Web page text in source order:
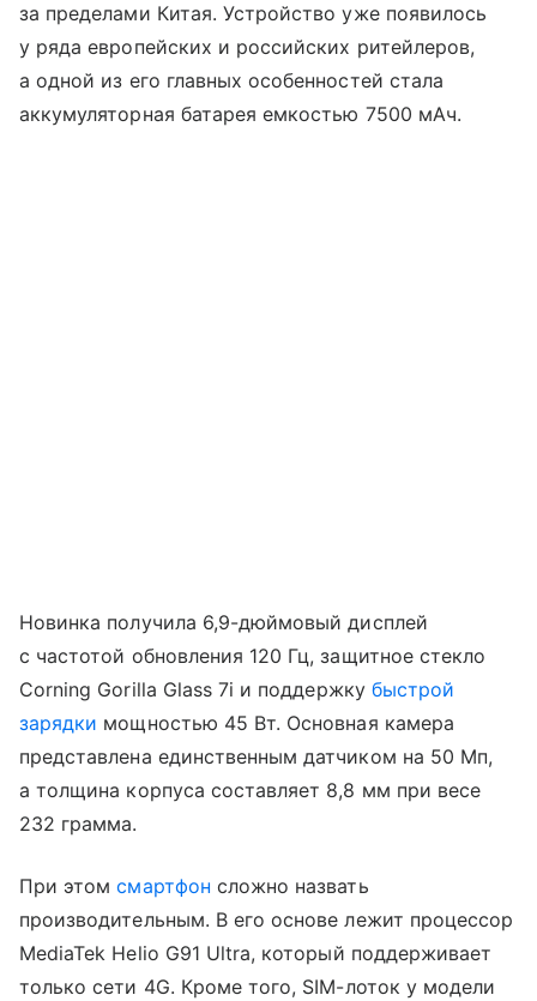
за пределами Китая. Устройство уже появилось
у ряда европейских и российских ритейлеров,
а одной из его главных особенностей стала
аккумуляторная батарея емкостью 7500 мАч.
Новинка получила 6,9-дюймовый дисплей
с частотой обновления 120 Гц, защитное стекло
Corning Gorilla Glass 7i и поддержку быстрой
зарядки мощностью 45 Вт. Основная камера
представлена единственным датчиком на 50 Мп,
а толщина корпуса составляет 8,8 мм при весе
232 грамма.
При этомсмартфон сложно назвать
производительным. В его основе лежит процессор
MediaTek Helio G91 Ultra, который поддерживает
только сети 4G. Кроме того, SIM-лоток у модели